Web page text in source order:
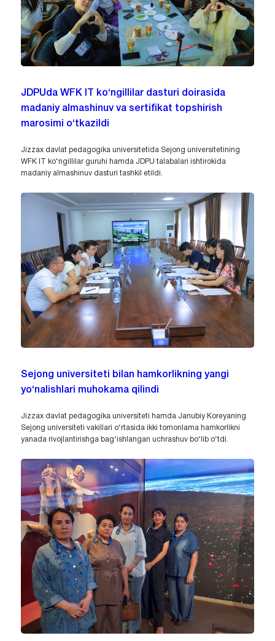
JDPUda WFK IT ko‘ngillilar dasturi doirasida
madaniy almashinuv va sertifikat topshirish
marosimi o‘tkazildi
Jizzax davlat pedagogika universitetida Sejong universitetining
WFK IT ko‘ngillilar guruhi hamda JDPU talabalari ishtirokida
madaniy almashinuv dasturi tashkil etildi.
Sejong universiteti bilan hamkorlikning yangi
yo‘nalishlari muhokama qilindi
Jizzax davlat pedagogika universiteti hamda Janubiy Koreyaning
Sejong universiteti vakillari o‘rtasida ikki tomonlama hamkorlikni
yanada rivojlantirishga bag‘ishlangan uchrashuv bo‘lib o‘tdi.